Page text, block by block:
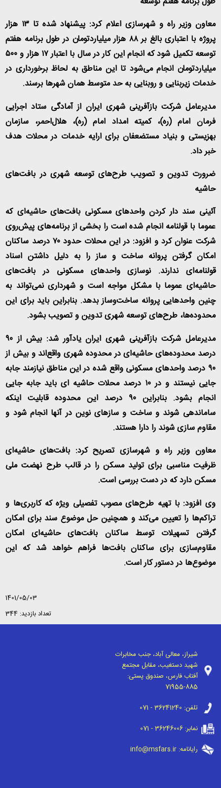
معاون وزیر راه و شهرسازی اعلام کرد: پیشنهاد شده تا ۱۳ هزار
پروژه با اعتباری بالغ بر ۸۸ هزار میلیاردتومان در طول برنامه هفتم
توسعه تکمیل شود که انجام این کار در سال با اعتبار ۱۷ هزار و ۵۰۰
میلیاردتومان انجام می‌شود تا این مناطق به لحاظ برخورداری در
خدمات زیربنایی و روبنایی به حد متوسط همان شهرها برسند.
مدیرعامل شرکت بازآفرینی شهری ایران از آمادگی ستاد اجرایی
فرمان امام (ره)، کمیته امداد امام (ره)، هلال‌احمر، سازمان
بهزیستی و بنیاد مستضعفان برای ارایه خدمات در محلات هدف
خبر داد.
ضرورت تدوین و تصویب طرح‌های توسعه شهری در بافت‌های
حاشیه‌
آئینی سند دار کردن واحدهای مسکونی بافت‌های حاشیه‌ای که
عموما با قولنامه انجام شده است را بخشی از برنامه‌های پیش‌روی
شرکت عنوان کرد و افزود: در این محلات حدود ۷۰ درصد ساکنان
امکان گرفتن پروانه ساخت و ساز را به دلیل داشتن اسناد
قولنامه‌ای ندارند. نوسازی واحدهای مسکونی در بافت‌های
حاشیه‌ای عموما با مشکل مواجه است و شهرداری نمی‌تواند به
چنین واحدهایی پروانه ساخت‌وساز بدهد. بنابراین باید برای این
محدوده‌ها، طرح‌های توسعه شهری تدوین و تصویب بشود.
مدیرعامل شرکت بازآفرینی شهری ایران یادآور شد: بیش از ۹۰
درصد محدوده‌های حاشیه‌ای در محدوده شهری واقع‌اند و بیش از
۹۰ درصد واحدهای مسکونی واقع شده در این مناطق نیازمند جابه
جایی نیستند و در ۱۰ درصد محلات حاشیه ای باید جابه جایی
انجام بشود. بنابراین ۹۰ درصد این محدوده قابلیت اینکه
ساماندهی شوند و ساخت و سازهای نوین در آنها انجام شود و
مقاوم سازی شوند را دارا هستند.
معاون وزیر راه و شهرسازی تصریح کرد: بافت‌های حاشیه‌ای
ظرفیت مناسبی برای تولید مسکن را در قالب طرح نهضت ملی
مسکن دارد که در دست بررسی است.
وی افزود: با تهیه طرح‌های مصوب تفصیلی ویژه که کاربری‌ها و
تراکم‌ها را تعیین می‌کند و همچنین حل موضوع سند برای امکان
گرفتن تسهیلات توسط ساکنان بافت‌های حاشیه‌ای امکان
مقاوم‌سازی برای ساکنان بافت‌ها فراهم خواهد شد که این
موضوع‌ها در دستور کار است.
1401/05/03
تعداد بازدید: 344
شیراز، معالی آباد، جنب مخابرات
شهید دستغیب، مقابل مجتمع
آفتاب فارس، صندوق پستی:
71955-885
تلفن: 071 - 36241240
نمابر:071 - 36246006
رایانامه:info@msfars.ir